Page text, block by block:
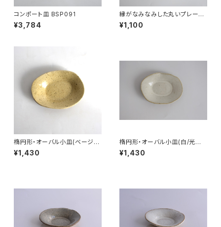
コンポート皿 BSP091
¥3,784
縁がなみなみした丸いプレート
小皿(茶/飴色/光沢/黒/点模様/
白御影土)
¥1,100
楕円形・オーバル小皿(ベージュ/
点模様/光沢/白御影土)
¥1,430
楕円形・オーバル小皿(白/光沢/
白御影土)
¥1,430